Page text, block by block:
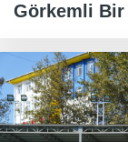
Görkemli Bir